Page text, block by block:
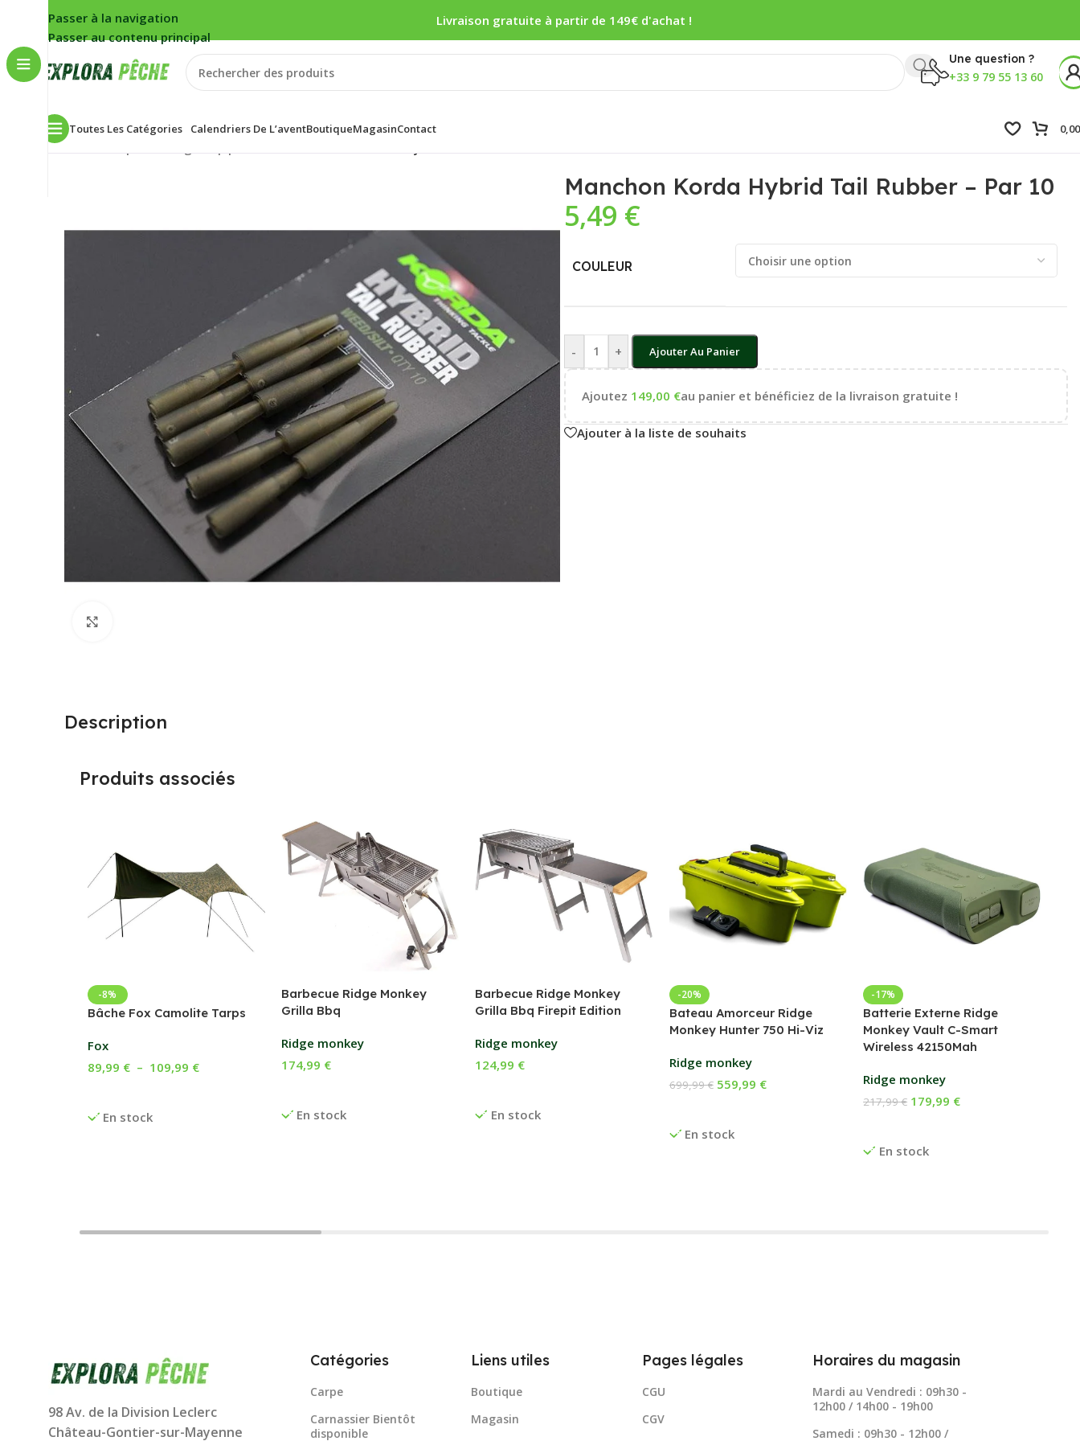
Passer à la navigation
Passer au contenu principal
Livraison gratuite à partir de 149€ d'achat !
Une question ?
+33 9 79 55 13 60
Toutes Les Catégories Calendriers De L’aventBoutiqueMagasinContact
Accueil
Manchon Korda Hybrid Tail Rubber – Par 10
5,49 €
COULEUR
- + Ajouter Au Panier
Ajoutez 149,00 €au panier et bénéficiez de la livraison gratuite !
Ajouter à la liste de souhaits
Description
Produits associés
-8%
Bâche Fox Camolite Tarps
Fox
En stock
89,99 € – 109,99 €
Barbecue Ridge Monkey
Grilla Bbq
Ridge monkey
En stock
174,99 €
Barbecue Ridge Monkey
Grilla Bbq Firepit Edition
Ridge monkey
En stock
124,99 €
-20%
Bateau Amorceur Ridge
Monkey Hunter 750 Hi-Viz
Ridge monkey
En stock
699,99€ 559,99 €
-17%
Batterie Externe Ridge
Monkey Vault C-Smart
Wireless 42150Mah
Ridge monkey
En stock
217,99€ 179,99 €
98 Av. de la Division Leclerc
Château-Gontier-sur-Mayenne
Catégories
Carpe
Carnassier Bientôt
disponible
Liens utiles
Boutique
Magasin
Pages légales
CGU
CGV
Horaires du magasin
Mardi au Vendredi : 09h30 -
12h00 / 14h00 - 19h00
Samedi : 09h30 - 12h00 /